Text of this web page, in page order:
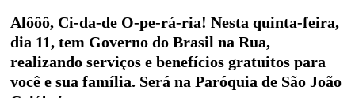
Alôôô, Ci-da-de O-pe-rá-ria! Nesta quinta-feira,
dia 11, tem Governo do Brasil na Rua,
realizando serviços e benefícios gratuitos para
você e sua família. Será na Paróquia de São João